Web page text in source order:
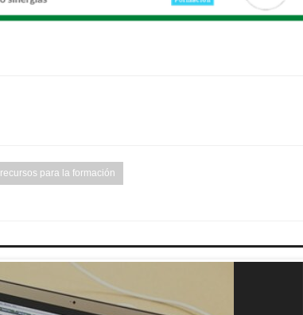
recursos para la formación